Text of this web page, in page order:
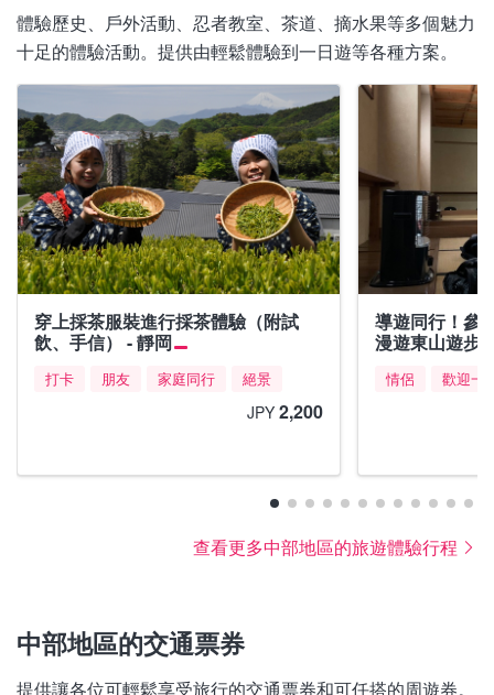
體驗歷史、戶外活動、忍者教室、茶道、摘水果等多個魅力
十足的體驗活動。提供由輕鬆體驗到一日遊等各種方案。
穿上採茶服裝進行採茶體驗（附試
飲、手信） - 靜岡
打卡 朋友 家庭同行 絕景
JPY 2,200
導遊同行！參
漫遊東山遊步
情侶 歡迎一
查看更多中部地區的旅遊體驗行程
中部地區的交通票券
提供讓各位可輕鬆享受旅行的交通票券和可任搭的周遊券。